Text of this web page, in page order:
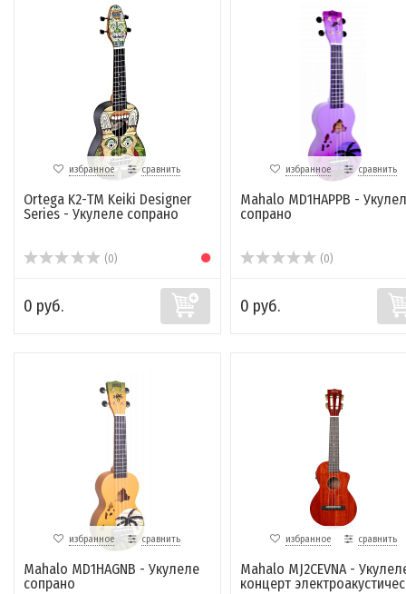
избранное сравнить
Ortega K2-TM Keiki Designer
Series - Укулеле сопрано
(0)
0 руб.
избранное сравнить
Mahalo MD1HAPPB -
сопрано
(0)
0 руб.
избранное сравнить
Mahalo MD1HAGNB - Укулеле
сопрано
избранное сравнить
Mahalo MJ2CEVNA -
концерт